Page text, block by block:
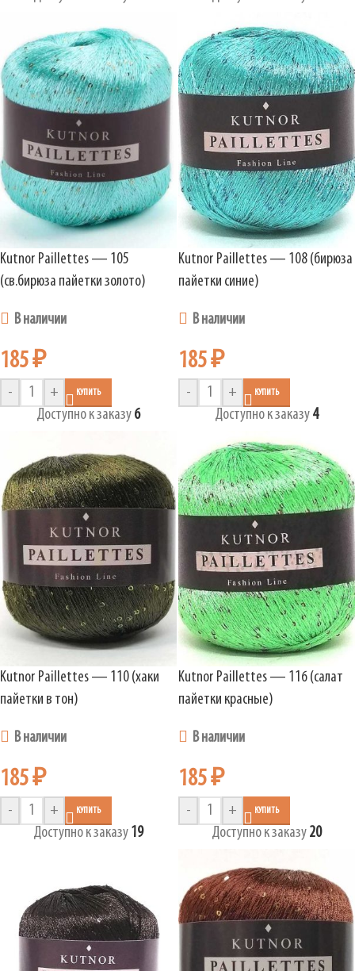
Kutnor Paillettes — 105
(св.бирюза пайетки золото)
В наличии
185₽
- + КУПИТЬ
Доступно к заказу 6
Kutnor Paillettes — 108 (бирюза
пайетки синие)
В наличии
185₽
- + КУПИТЬ
Доступно к заказу 4
Kutnor Paillettes — 110 (хаки
пайетки в тон)
В наличии
185₽
- + КУПИТЬ
Доступно к заказу 19
Kutnor Paillettes — 116 (салат
пайетки красные)
В наличии
185₽
- + КУПИТЬ
Доступно к заказу 20